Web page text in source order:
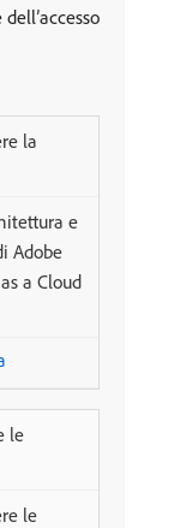
la
e
Adobe
a Cloud
le
le